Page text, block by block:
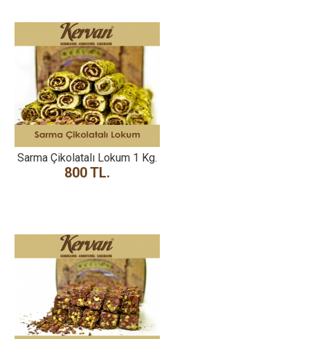
Sarma Çikolatalı Lokum 1 Kg.
800 TL.